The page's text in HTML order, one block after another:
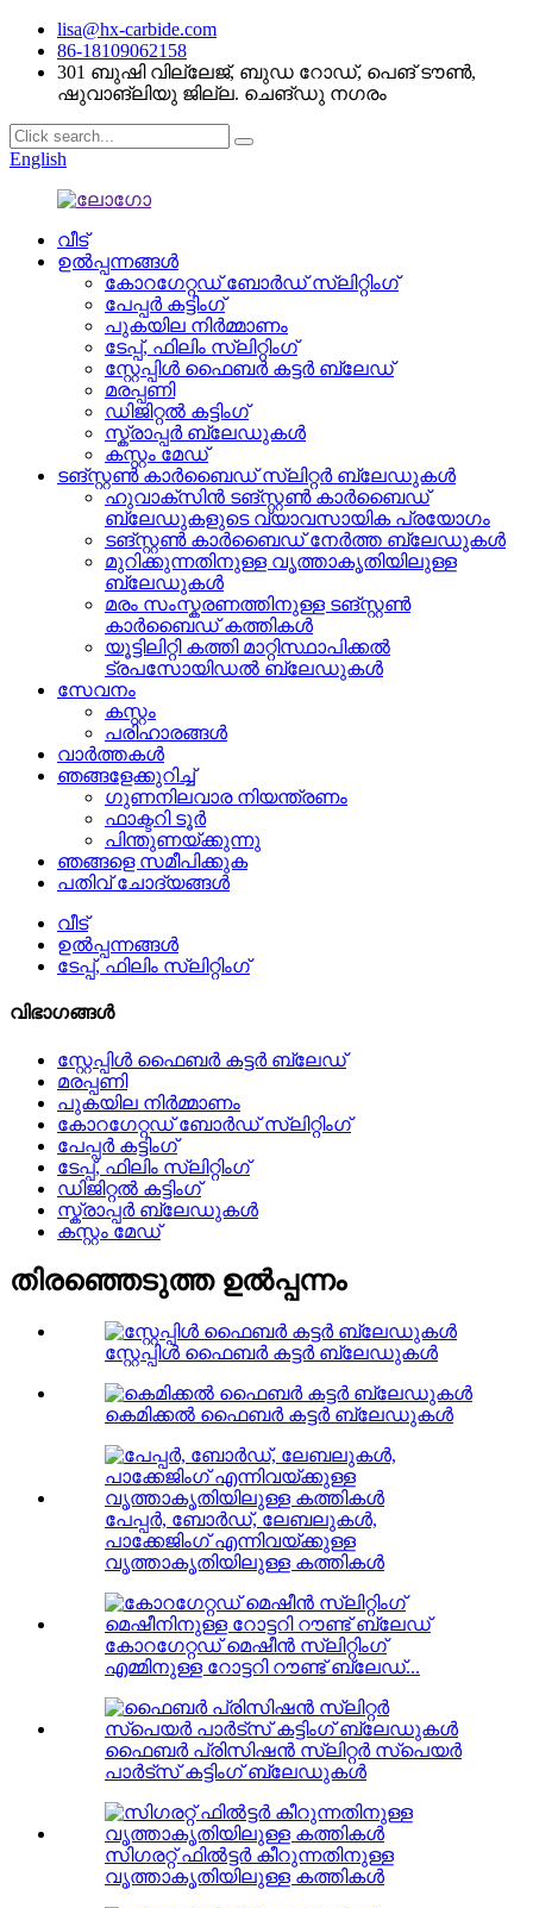
lisa@hx-carbide.com
86-18109062158
301 ബുഷി വില്ലേജ്, ബുഡ റോഡ്, പെങ് ടൗൺ,
ഷുവാങ്ലിയു ജില്ല. ചെങ്ഡു നഗരം
English
വീട്
ഉൽപ്പന്നങ്ങൾ
കോറഗേറ്റഡ് ബോർഡ് സ്ലിറ്റിംഗ്
പേപ്പർ കട്ടിംഗ്
പുകയില നിർമ്മാണം
ടേപ്പ്, ഫിലിം സ്ലിറ്റിംഗ്
സ്റ്റേപ്പിൾ ഫൈബർ കട്ടർ ബ്ലേഡ്
മരപ്പണി
ഡിജിറ്റൽ കട്ടിംഗ്
സ്ക്രാപ്പർ ബ്ലേഡുകൾ
കസ്റ്റം മേഡ്
ടങ്സ്റ്റൺ കാർബൈഡ് സ്ലിറ്റർ ബ്ലേഡുകൾ
ഹുവാക്സിൻ ടങ്സ്റ്റൺ കാർബൈഡ്
ബ്ലേഡുകളുടെ വ്യാവസായിക പ്രയോഗം
ടങ്സ്റ്റൺ കാർബൈഡ് നേർത്ത ബ്ലേഡുകൾ
മുറിക്കുന്നതിനുള്ള വൃത്താകൃതിയിലുള്ള
ബ്ലേഡുകൾ
മരം സംസ്കരണത്തിനുള്ള ടങ്സ്റ്റൺ
കാർബൈഡ് കത്തികൾ
യൂട്ടിലിറ്റി കത്തി മാറ്റിസ്ഥാപിക്കൽ
ട്രപസോയിഡൽ ബ്ലേഡുകൾ
സേവനം
കസ്റ്റം
പരിഹാരങ്ങൾ
വാർത്തകൾ
ഞങ്ങളേക്കുറിച്ച്
ഗുണനിലവാര നിയന്ത്രണം
ഫാക്ടറി ടൂർ
പിന്തുണയ്ക്കുന്നു
ഞങ്ങളെ സമീപിക്കുക
പതിവ് ചോദ്യങ്ങൾ
വീട്
ഉൽപ്പന്നങ്ങൾ
ടേപ്പ്, ഫിലിം സ്ലിറ്റിംഗ്
വിഭാഗങ്ങൾ
സ്റ്റേപ്പിൾ ഫൈബർ കട്ടർ ബ്ലേഡ്
മരപ്പണി
പുകയില നിർമ്മാണം
കോറഗേറ്റഡ് ബോർഡ് സ്ലിറ്റിംഗ്
പേപ്പർ കട്ടിംഗ്
ടേപ്പ്, ഫിലിം സ്ലിറ്റിംഗ്
ഡിജിറ്റൽ കട്ടിംഗ്
സ്ക്രാപ്പർ ബ്ലേഡുകൾ
കസ്റ്റം മേഡ്
തിരഞ്ഞെടുത്ത ഉൽപ്പന്നം
സ്റ്റേപ്പിൾ ഫൈബർ കട്ടർ ബ്ലേഡുകൾ
കെമിക്കൽ ഫൈബർ കട്ടർ ബ്ലേഡുകൾ
പേപ്പർ, ബോർഡ്, ലേബലുകൾ,
പാക്കേജിംഗ് എന്നിവയ്ക്കുള്ള
വൃത്താകൃതിയിലുള്ള കത്തികൾ
കോറഗേറ്റഡ് മെഷീൻ സ്ലിറ്റിംഗ്
എമ്മിനുള്ള റോട്ടറി റൗണ്ട് ബ്ലേഡ്...
ഫൈബർ പ്രിസിഷൻ സ്ലിറ്റർ സ്പെയർ
പാർട്സ് കട്ടിംഗ് ബ്ലേഡുകൾ
സിഗരറ്റ് ഫിൽട്ടർ കീറുന്നതിനുള്ള
വൃത്താകൃതിയിലുള്ള കത്തികൾ